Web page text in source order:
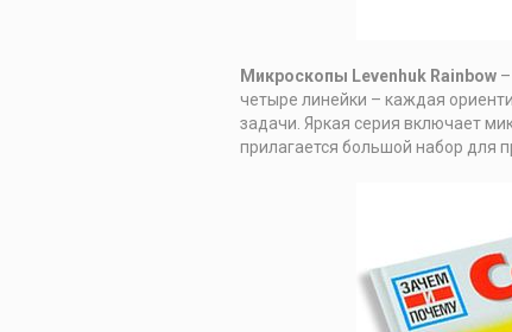
Микроскопы Levenhuk Rainbow
четыре линейки – каждая
задачи. Яркая серия включает
прилагается большой набор для